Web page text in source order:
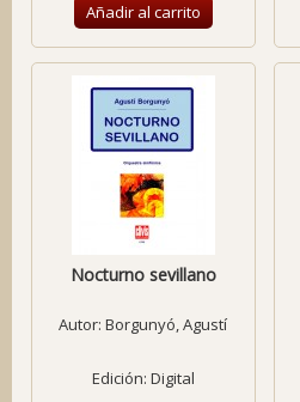
Añadir al carrito
Nocturno sevillano
Autor:Borgunyó, Agustí
Edición: Digital